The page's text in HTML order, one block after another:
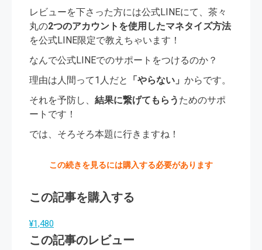
レビューを下さった方には公式LINEにて、茶々
丸の2つのアカウントを使用したマネタイズ方法
を公式LINE限定で教えちゃいます！
なんで公式LINEでのサポートをつけるのか？
理由は人間って1人だと
「やらない」 からです。
それを予防し、 結果に繋げてもらう ためのサポ
ートです！
では、そろそろ本題に行きますね！
この続きを見るには購入する必要があります
この記事を購入する
¥1,480
この記事のレビュー